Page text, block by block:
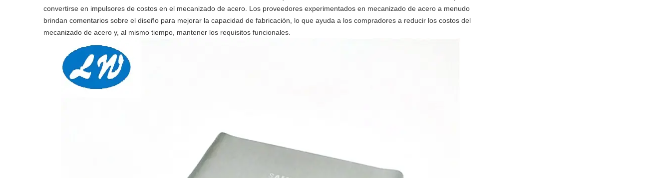
convertirse en impulsores de costos en el mecanizado de acero. Los proveedores experimentados en mecanizado de acero a menudo
brindan comentarios sobre el diseño para mejorar la capacidad de fabricación, lo que ayuda a los compradores a reducir los costos del
mecanizado de acero y, al mismo tiempo, mantener los requisitos funcionales.